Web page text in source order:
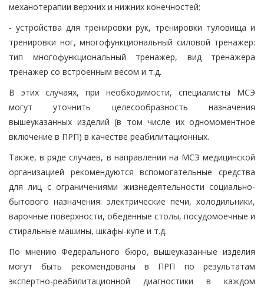
механотерапии верхних и нижних конечностей;
- устройства для тренировки рук, тренировки туловища и
тренировки ног, многофункциональный силовой тренажер:
тип многофункциональный тренажер, вид тренажера
тренажер со встроенным весом и т.д.
В этих случаях, при необходимости, специалисты МСЭ
могут уточнить целесообразность назначения
вышеуказанных изделий (в том числе их одномоментное
включение в ПРП) в качестве реабилитационных.
Также, в ряде случаев, в направлении на МСЭ медицинской
организацией рекомендуются вспомогательные средства
для лиц с ограничениями жизнедеятельности социально-
бытового назначения: электрические печи, холодильники,
варочные поверхности, обеденные столы, посудомоечные и
стиральные машины, шкафы-купе и т.д.
По мнению Федерального бюро, вышеуказанные изделия
могут быть рекомендованы в ПРП по результатам
экспертно-реабилитационной диагностики в каждом